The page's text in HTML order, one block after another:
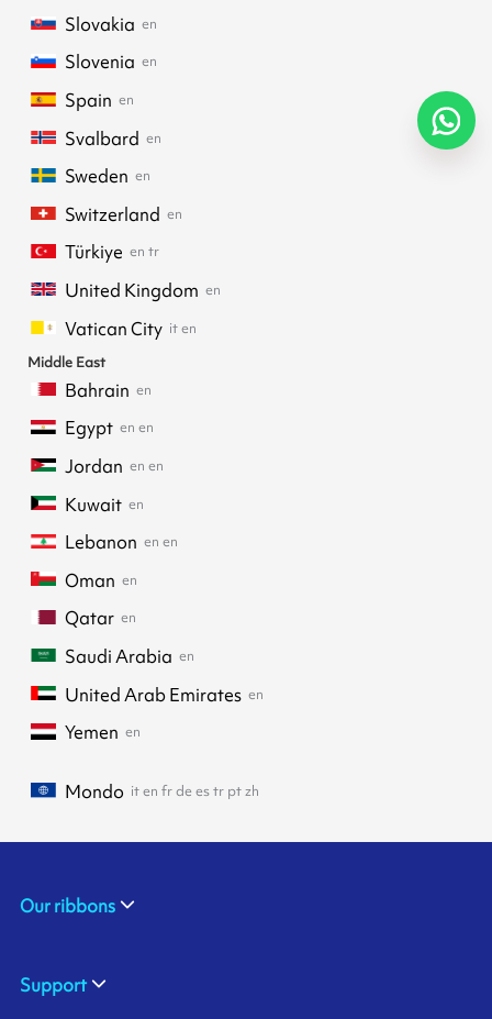
Slovakia en
Slovenia en
Spain en
Svalbard en
Sweden en
Switzerland en
Türkiye en tr
United Kingdom en
Vatican City iten
Middle East
Bahrain en
Egypt en en
Jordan en en
Kuwait en
Lebanon en en
Oman en
Qatar en
Saudi Arabia en
United Arab Emirates en
Yemen en
Mondo iten frdeestr ptzh
Our ribbons
Support